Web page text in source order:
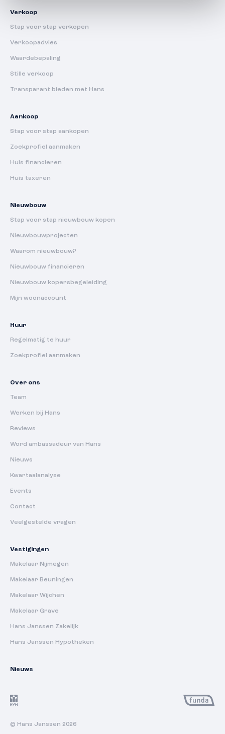
Verkoop
Stap voor stap verkopen
Verkoopadvies
Waardebepaling
Stille verkoop
Transparant bieden met Hans
Aankoop
Stap voor stap aankopen
Zoekprofiel aanmaken
Huis financieren
Huis taxeren
Nieuwbouw
Stap voor stap nieuwbouw kopen
Nieuwbouwprojecten
Waarom nieuwbouw?
Nieuwbouw financieren
Nieuwbouw kopersbegeleiding
Mijn woonaccount
Huur
Regelmatig te huur
Zoekprofiel aanmaken
Over ons
Team
Werken bij Hans
Reviews
Word ambassadeur van Hans
Nieuws
Kwartaalanalyse
Events
Contact
Veelgestelde vragen
Vestigingen
Makelaar Nijmegen
Makelaar Beuningen
Makelaar Wijchen
Makelaar Grave
Hans Janssen Zakelijk
Hans Janssen Hypotheken
Nieuws
© Hans Janssen 2026